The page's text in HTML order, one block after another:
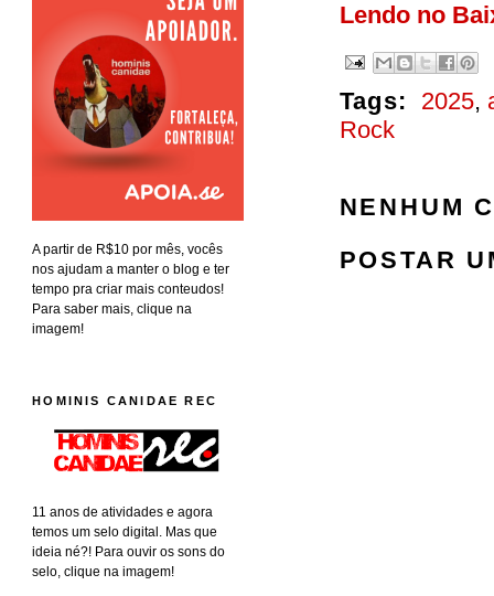
Lendo no
Tags: 2025,
Rock
NENHUM
POSTAR
A partir de R$10 por mês, vocês
nos ajudam a manter o blog e ter
tempo pra criar mais conteudos!
Para saber mais, clique na
imagem!
HOMINIS CANIDAE REC
11 anos de atividades e agora
temos um selo digital. Mas que
ideia né?! Para ouvir os sons do
selo, clique na imagem!